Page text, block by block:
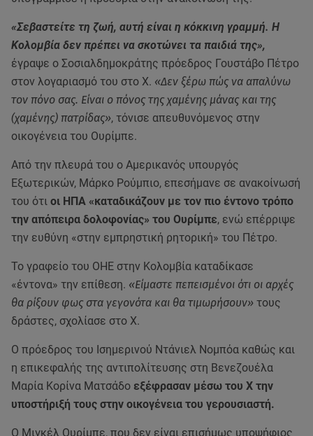
«Σεβαστείτε τη ζωή, αυτή είναι η κόκκινη γραμμή. Η
Κολομβία δεν πρέπει να σκοτώνει τα παιδιά της»,
έγραψε ο Σοσιαλδημοκράτης πρόεδρος Γουστάβο Πέτρο
στον λογαριασμό του στο Χ. «Δεν ξέρω πώς να απαλύνω
τον πόνο σας. Είναι ο πόνος της χαμένης μάνας και της
(χαμένης) πατρίδας», τόνισε απευθυνόμενος στην
οικογένεια του Ουρίμπε.
Από την πλευρά του ο Αμερικανός υπουργός
Εξωτερικών, Μάρκο Ρούμπιο, επεσήμανε σε ανακοίνωσή
του ότι οι ΗΠΑ «καταδικάζουν με τον πιο έντονο τρόπο
την απόπειρα δολοφονίας» του Ουρίμπε, ενώ επέρριψε
την ευθύνη «στην εμπρηστική ρητορική» του Πέτρο.
Το γραφείο του ΟΗΕ στην Κολομβία καταδίκασε
«έντονα» την επίθεση. «Είμαστε πεπεισμένοι ότι οι αρχές
θα ρίξουν φως στα γεγονότα και θα τιμωρήσουν» τους
δράστες, σχολίασε στο Χ.
Ο πρόεδρος του Ισημερινού Ντάνιελ Νομπόα καθώς και
η επικεφαλής της αντιπολίτευσης στη Βενεζουέλα
Μαρία Κορίνα Ματσάδο εξέφρασαν μέσω του Χ την
υποστήριξή τους στην οικογένεια του γερουσιαστή.
Ο Μιγκέλ Ουρίμπε, που δεν είναι επισήμως υποψήφιος